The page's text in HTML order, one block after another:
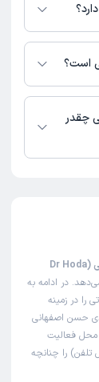
است؟
چقدر
این صفحه مثل سایت نوبت‌دهی اینترنتی دکتر هدی حسن اصفهانی (Dr Hoda
در ادامه به
را در زمینه
حسن اصفهانی
محل فعالیت
را چنانچه